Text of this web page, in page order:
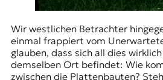
Wir westlichen Betrachter
einmal frappiert vom
glauben, dass sich all dies
demselben Ort befindet: Wie
zwischen die Plattenbauten?